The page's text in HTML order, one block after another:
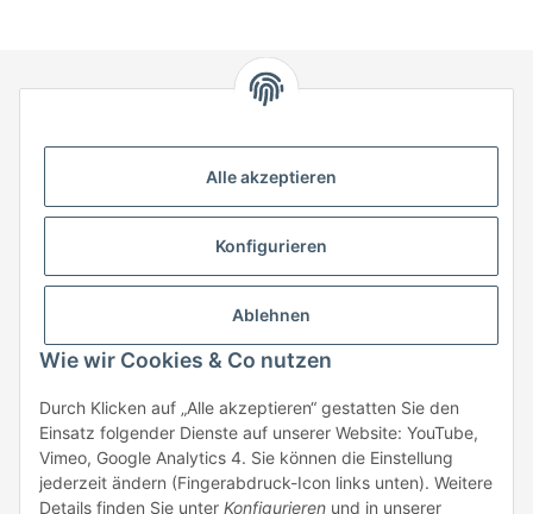
74538 Rosengarten-Uttenhofen
Telefon: +49 (0) 7907 943 690
Fax: +49 (0) 7907 942 0222
Mail:info@hstronic-gmbh.de
Beratung:+49 (0) 7907 943690
Anfragen oder Muster anfordern:
info@hstronic-gmbh.de
Alle akzeptieren
Konfigurieren
Ablehnen
Wie wir Cookies & Co nutzen
Durch Klicken auf „Alle akzeptieren“ gestatten Sie den
Einsatz folgender Dienste auf unserer Website: YouTube,
Vimeo, Google Analytics 4. Sie können die Einstellung
jederzeit ändern (Fingerabdruck-Icon links unten). Weitere
Details finden Sie unter Konfigurieren und in unserer